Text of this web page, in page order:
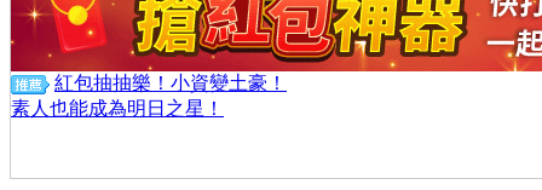
紅包抽抽樂！小資變土豪！
素人也能成為明日之星！